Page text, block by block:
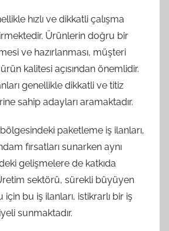
hızlı ve dikkatli çalışma
Ürünlerin doğru bir
ve hazırlanması, müşteri
kalitesi açısından önemlidir.
genellikle dikkatli ve titiz
sahip adayları aramaktadır.
paketleme iş ilanları,
fırsatları sunarken aynı
gelişmelere de katkıda
sektörü, sürekli büyüyen
bu iş ilanları, istikrarlı bir iş
sunmaktadır.